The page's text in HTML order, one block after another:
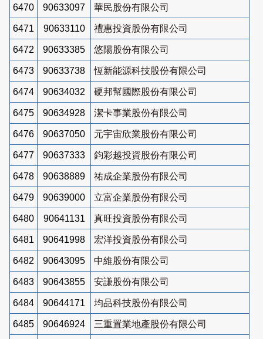
6470 90633097 華民股份有限公司
6471 90633110 禮惠投資股份有限公司
6472 90633385 悠陽股份有限公司
6473 90633738 恆新能源科技股份有限公司
6474 90634032 硬邦幫國際股份有限公司
6475 90634928 潔卡事業股份有限公司
6476 90637050 元宇宙欣業股份有限公司
6477 90637333 鈞彩越投資股份有限公司
6478 90638889 祐成企業股份有限公司
6479 90639000 立富企業股份有限公司
6480 90641131 真旺投資股份有限公司
6481 90641998 宏洋投資股份有限公司
6482 90643095 中維股份有限公司
6483 90643855 安謙股份有限公司
6484 90644171 均品科技股份有限公司
6485 90646924 三重置業地產股份有限公司